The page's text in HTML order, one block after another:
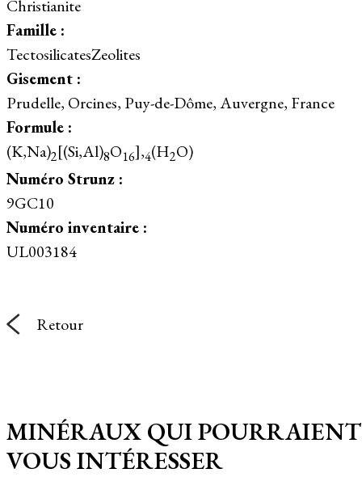
Christianite
Famille :
TectosilicatesZeolites
Gisement :
Prudelle, Orcines, Puy-de-Dôme, Auvergne, France
Formule :
(K,Na)2[(Si,Al)8O16],4(H2O)
Numéro Strunz :
9GC10
Numéro inventaire :
UL003184
Retour
MINÉRAUX QUI POURRAIENT
VOUS INTÉRESSER